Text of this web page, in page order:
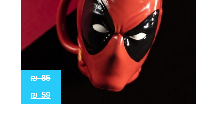
85
₪
59
₪